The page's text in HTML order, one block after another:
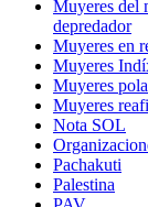
Muyeres del
depredador
Muyeres en
Muyeres
Muyeres
Muyeres
Nota SOL
Pachakuti
Palestina